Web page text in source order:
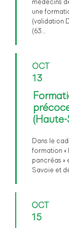
médecins
une
(validation
(63…
OCT
13
Dans le
formation «
pancréas »
Savoie et
OCT
15